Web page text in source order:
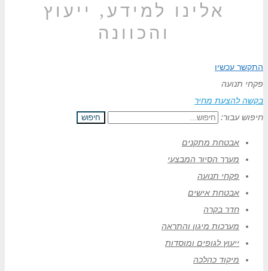
אלינו למידע, ייעוץ
והכוונה
התקשר עכשיו
פקחי תנועה
בקשה להצעת מחיר
חיפוש עבור:
חיפוש
אבטחת מתקנים
מערך הסיור המבצעי
פקחי תנועה
אבטחת אישים
חדר בקרה
מערכות מיגון והתראה
ייעוץ לגופים ומוסדות
מיקוד כהלכה